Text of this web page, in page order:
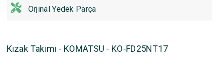
Orjinal Yedek Parça
Kızak Takımı - KOMATSU - KO-FD25NT17